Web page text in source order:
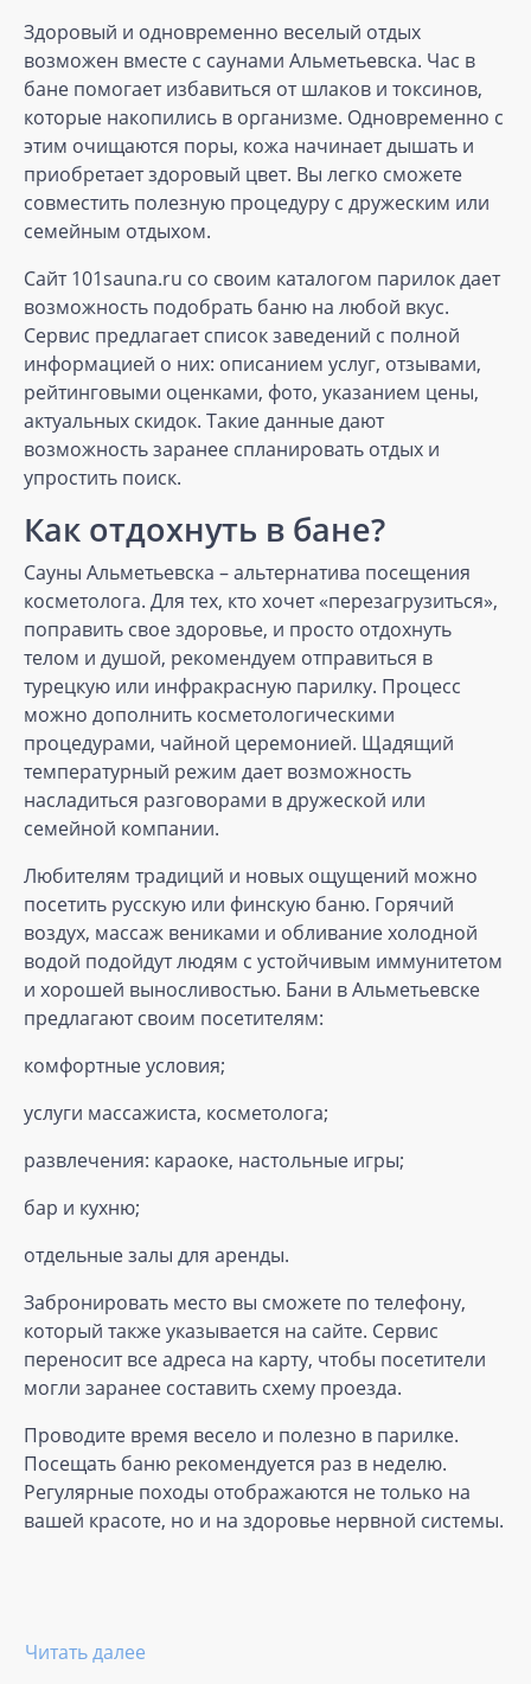
Здоровый и одновременно веселый отдых
возможен вместе с саунами Альметьевска. Час в
бане помогает избавиться от шлаков и токсинов,
которые накопились в организме. Одновременно с
этим очищаются поры, кожа начинает дышать и
приобретает здоровый цвет. Вы легко сможете
совместить полезную процедуру с дружеским или
семейным отдыхом.
Сайт 101sauna.ru со своим каталогом парилок дает
возможность подобрать баню на любой вкус.
Сервис предлагает список заведений с полной
информацией о них: описанием услуг, отзывами,
рейтинговыми оценками, фото, указанием цены,
актуальных скидок. Такие данные дают
возможность заранее спланировать отдых и
упростить поиск.
Как отдохнуть в бане?
Сауны Альметьевска – альтернатива посещения
косметолога. Для тех, кто хочет «перезагрузиться»,
поправить свое здоровье, и просто отдохнуть
телом и душой, рекомендуем отправиться в
турецкую или инфракрасную парилку. Процесс
можно дополнить косметологическими
процедурами, чайной церемонией. Щадящий
температурный режим дает возможность
насладиться разговорами в дружеской или
семейной компании.
Любителям традиций и новых ощущений можно
посетить русскую или финскую баню. Горячий
воздух, массаж вениками и обливание холодной
водой подойдут людям с устойчивым иммунитетом
и хорошей выносливостью. Бани в Альметьевске
предлагают своим посетителям:
комфортные условия;
услуги массажиста, косметолога;
развлечения: караоке, настольные игры;
бар и кухню;
отдельные залы для аренды.
Забронировать место вы сможете по телефону,
который также указывается на сайте. Сервис
переносит все адреса на карту, чтобы посетители
могли заранее составить схему проезда.
Проводите время весело и полезно в парилке.
Посещать баню рекомендуется раз в неделю.
Регулярные походы отображаются не только на
вашей красоте, но и на здоровье нервной системы.
Читать далее